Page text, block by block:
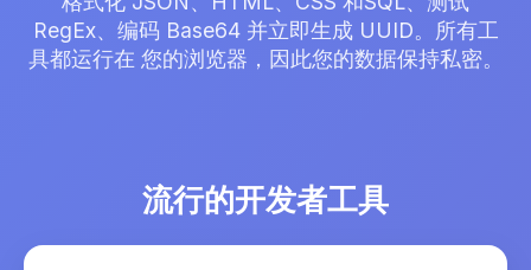
QR 代码生成器
App Store 链接生成器
RegEx、编码 Base64 并立即生成 UUID。所有工
具都运行在 您的浏览器，因此您的数据保持私密。
流行的开发者工具